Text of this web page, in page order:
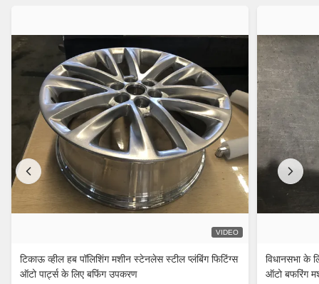
VIDEO
टिकाऊ व्हील हब पॉलिशिंग मशीन स्टेनलेस स्टील प्लंबिंग फिटिंग्स
ऑटो पार्ट्स के लिए बफिंग उपकरण
विधानसभा के
ऑटो बफरिंग